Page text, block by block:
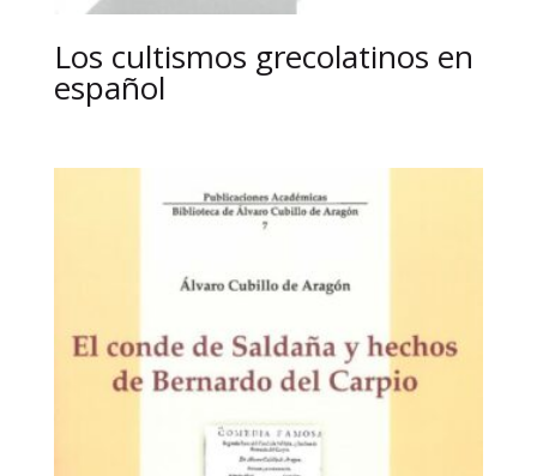
Los cultismos grecolatinos en
español